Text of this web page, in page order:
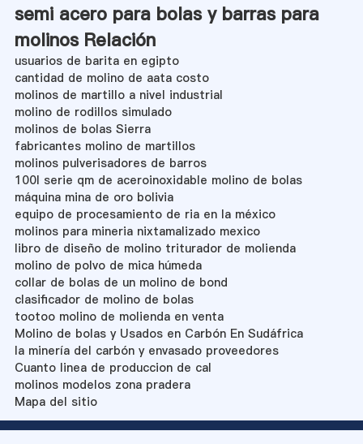
semi acero para bolas y barras para
molinos Relación
usuarios de barita en egipto
cantidad de molino de aata costo
molinos de martillo a nivel industrial
molino de rodillos simulado
molinos de bolas Sierra
fabricantes molino de martillos
molinos pulverisadores de barros
100l serie qm de aceroinoxidable molino de bolas
máquina mina de oro bolivia
equipo de procesamiento de ria en la méxico
molinos para mineria nixtamalizado mexico
libro de diseño de molino triturador de molienda
molino de polvo de mica húmeda
collar de bolas de un molino de bond
clasificador de molino de bolas
tootoo molino de molienda en venta
Molino de bolas y Usados ​​en Carbón En Sudáfrica
la minería del carbón y envasado proveedores
Cuanto linea de produccion de cal
molinos modelos zona pradera
Mapa del sitio